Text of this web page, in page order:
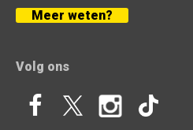
Meer weten?
Volg ons